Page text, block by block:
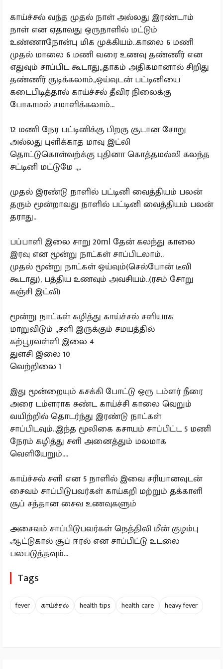
காய்ச்சல் வந்த முதல் நாள் அல்லது இரண்டாம்
நாள் என ஏதாவது ஒருநாளில் மட்டும்
உண்ணாநோன்பு மிக முக்கியம்..காலை 6 மணி
முதல் மாலை 6 மணி வரை உணவு தண்ணீர் என
எதுவும் சாப்பிட கூடாது,,தாகம் அதிகமானால் சிறிது
தண்ணீர் குடிக்கலாம்,,ஒய்வுடன் பட்டினியை
கடைபிடித்தால் காய்ச்சல் தீவிர நிலைக்கு
போகாமல் சமாளிக்கலாம்...
12 மணி நேர பட்டினிக்கு பிறகு சூடான சோறு
அல்லது புளிக்காத மாவு இட்லி
தொட்டுகொள்வற்க்கு புதினா கொத்தமல்லி கலந்த
சட்டினி மட்டுமே .,,.
முதல் இரண்டு நாளில் பட்டினி வைத்தியம் பலன்
தரும் மூன்றாவது நாளில் பட்டினி வைத்தியம் பலன்
தராது..
பப்பாளி இலை சாறு 20ml தேன் கலந்து காலை
இரவு என மூன்று நாட்கள் சாப்பிடலாம்..
முதல் மூன்று நாட்கள் ஒய்வும்(செல்போன் டீவி
கூடாது), பத்திய உணவும் அவசியம்..(ரசம் சோறு
கஞ்சி இட்லி)
மூன்று நாட்கள் கழித்து காய்ச்சல் சளியாக
மாறுவிடும் ,,சளி இருக்கும் சமயத்தில்
கற்பூரவள்ளி இலை 4
துளசி இலை 10
வெற்றிலை 1
இது மூன்றையும் கசக்கி போட்டு ஒரு டம்ளர் நீரை
அரை டம்ளராக சுண்ட காய்ச்சி காலை வெறும்
வயிற்றில் தொடர்ந்து இரண்டு நாட்கள்
சாப்பிடவும்..இந்த மூலிகை கசாயம் சாப்பிட்ட 5 மணி
நேரம் கழித்து சளி அனைத்தும் மலமாக
வெளியேறும்....
காய்ச்சல் சளி என 5 நாளில் இவை சரியானவுடன்
சைவம் சாப்பிடுபவர்கள் காய்கறி மற்றும் தக்காளி
சூப் சத்தான சைவ உணவுகளும்
அசைவம் சாப்பிடுபவர்கள் நெத்திலி மீன் குழம்பு
ஆட்டுகால் சூப் ஈரல் என சாப்பிட்டு உடலை
பலபடுத்தவும்...
Tags
fever காய்ச்சல் health tips health care heavy fever